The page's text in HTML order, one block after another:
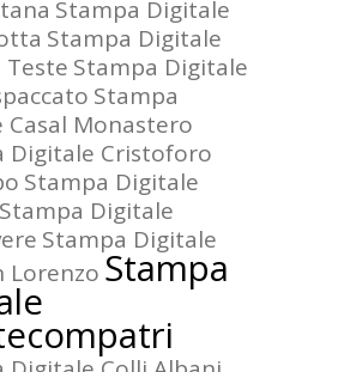
Stampa Digitale
Stampa Digitale
Teste Stampa Digitale
Stampa
Casal Monastero
Digitale Cristoforo
Stampa Digitale
Stampa Digitale
Stampa Digitale
Lorenzo Stampa